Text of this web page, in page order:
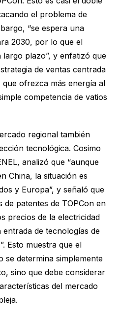
el problema de
“se espera una
2030, por lo que el
plazo”, y enfatizó que
de ventas centrada
ofrezca más energía al
competencia de vatios
regional también
tecnológica. Cosimo
analizó que “aunque
China, la situación es
y Europa”, y señaló que
de patentes de TOPCon en
precios de la electricidad
de tecnologías de
Esto muestra que el
determina simplemente
sino que debe considerar
del mercado